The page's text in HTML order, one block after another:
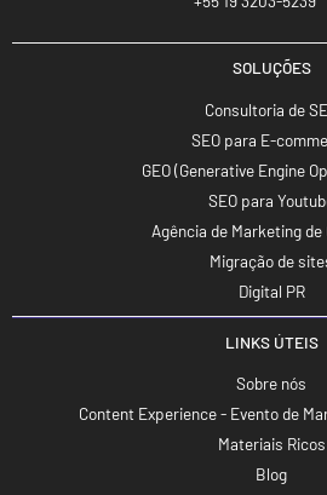
SOLUÇÕES
Consultoria de
SEO para E-
GEO (Generative Engine
SEO para
Agência de Marketing de
Migração de
Digital PR
LINKS ÚTEIS
Sobre nós
Content Experience - Evento de
Materiais Ricos
Blog